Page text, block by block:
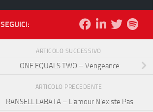
SEGUICI:
ARTICOLO SUCCESSIVO
ONE EQUALS TWO – Vengeance
ARTICOLO PRECEDENTE
RANSELL LABATA – L’amour N’existe Pas